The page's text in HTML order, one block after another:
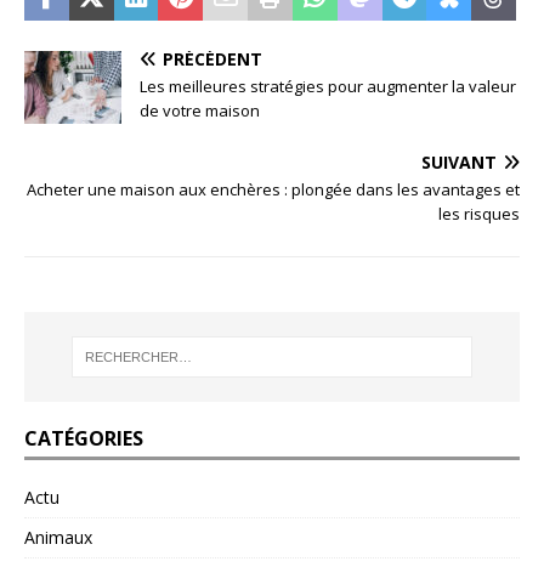
PRÉCÉDENT
Les meilleures stratégies pour augmenter la valeur
de votre maison
SUIVANT
Acheter une maison aux enchères : plongée dans les avantages et
les risques
CATÉGORIES
Actu
Animaux